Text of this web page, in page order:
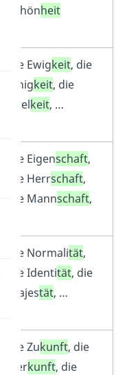
Schönheit
die Ewigkeit, die
Einigkeit, die
Eitelkeit, …
die Eigenschaft,
die Herrschaft,
die Mannschaft,
die Normalität,
die Identität, die
Majestät, …
die Zukunft, die
Herkunft, die